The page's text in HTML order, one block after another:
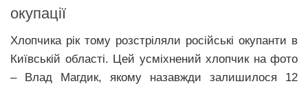
окупації
Хлопчика рік тому розстріляли російські окупанти в
Київській області. Цей усміхнений хлопчик на фото
– Влад Магдик, якому назавжди залишилося 12